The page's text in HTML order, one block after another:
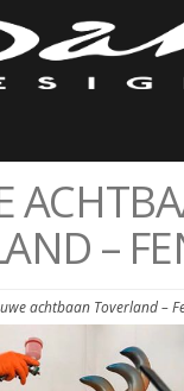
–
achtbaan Toverland –